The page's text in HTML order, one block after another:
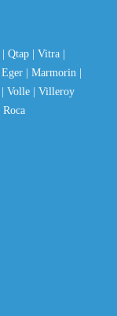
| Qtap | Vitra
| Eger | Marmorin
| Volle
| Villeroy
| Roca